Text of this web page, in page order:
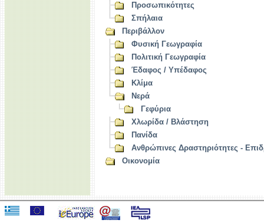
Προσωπικότητες
Σπήλαια
Περιβάλλον
Φυσική Γεωγραφία
Πολιτική Γεωγραφία
Έδαφος / Υπέδαφος
Κλίμα
Νερά
Γεφύρια
Χλωρίδα / Βλάστηση
Πανίδα
Ανθρώπινες Δραστηριότητες -
Οικονομία